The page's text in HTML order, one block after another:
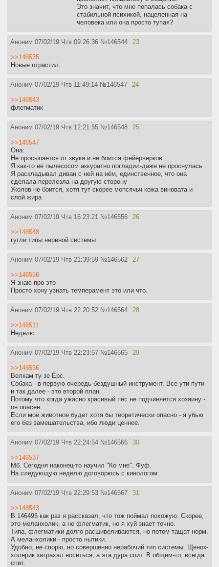
Это значит, что мне попалась собака с
стабильной психикой, нацеленная на
человека или она просто тупая?
Аноним 07/02/19 Чтв 09:26:36 №146544 23
>>146535
Новые отрастил.
Аноним 07/02/19 Чтв 11:49:14 №146547 24
>>146543
флегматик
Аноним 07/02/19 Чтв 12:21:55 №146548 25
>>146547
Она:
Не просыпается от звука и не боится фейерверков
Я как-то её пылесосом аккуратно погладил-даже не проснулась
Я раскладывал диван с ней на нём, единственное, что она
сделала-перелезла на другую сторону
Уколов не боится, хотя тут скорее мопсячьч кожа виновата и
слой жира
Аноним 07/02/19 Чтв 16:23:21 №146556 26
>>146548
гугли типы нервной системы
Аноним 07/02/19 Чтв 21:39:59 №146562 27
>>146556
Я знаю про это
Просто хочу узнать темперамент это или что.
Аноним 07/02/19 Чтв 22:20:52 №146564 28
>>146511
Неделю.
Аноним 07/02/19 Чтв 22:23:57 №146565 29
>>146536
Велкам ту зе Ёрс.
Собака - в первую очередь бездушный инструмент. Все ути-пути
и так далее - это второй план.
Потому что когда ужасно красивый пёс не подчиняется хозяину -
он опасен.
Если моё животное будет хотя бы теоретически опасно - я убью
его без замешательства, ибо люди ценнее.
Аноним 07/02/19 Чтв 22:24:54 №146566 30
>>146537
Мб. Сегодня наконец-то научил "Ко мне". Фуф.
На следующую неделю договорюсь с кинологом.
Аноним 07/02/19 Чтв 22:29:53 №146567 31
>>146543
В 146495 как раз я рассказал, что тож поймал похожую. Скорее,
это меланхолик, а не флегматик, но я хуй знает точно.
Типа, флегматики долго расшивеливаются, но потом тащат норм.
А меланхолики - просто нытики.
Удобно, не спорю, но совершенно нерабочий тип системы. Щенок-
холерик затрахал носиться, а эта дура спит. В общем-то, всегда
спит.